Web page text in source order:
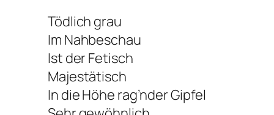
Tödlich grau
Im Nahbeschau
Ist der Fetisch
Majestätisch
In die Höhe rag’nder Gipfel